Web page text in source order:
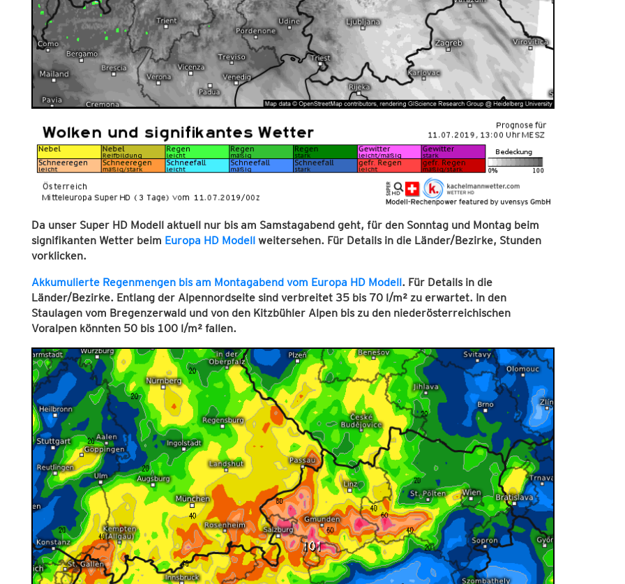
Da unser Super HD Modell aktuell nur bis am Samstagabend geht, für den Sonntag und Montag beim
signifikanten Wetter beim Europa HD Modell weitersehen. Für Details in die Länder/Bezirke, Stunden
vorklicken.
Akkumulierte Regenmengen bis am Montagabend vom Europa HD Modell. Für Details in die
Länder/Bezirke. Entlang der Alpennordseite sind verbreitet 35 bis 70 l/m² zu erwartet. In den
Staulagen vom Bregenzerwald und von den Kitzbühler Alpen bis zu den niederösterreichischen
Voralpen könnten 50 bis 100 l/m² fallen.